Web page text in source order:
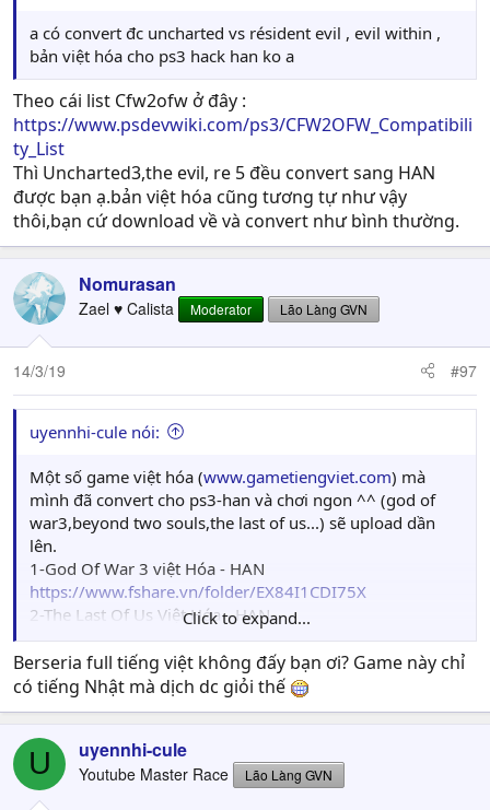
a có convert đc uncharted vs résident evil , evil within ,
bản việt hóa cho ps3 hack han ko a
Theo cái list Cfw2ofw ở đây :
https://www.psdevwiki.com/ps3/CFW2OFW_Compatibili
ty_List
Thì Uncharted3,the evil, re 5 đều convert sang HAN
được bạn ạ.bản việt hóa cũng tương tự như vậy
thôi,bạn cứ download về và convert như bình thường.
Nomurasan
Zael ♥ Calista Moderator Lão Làng GVN
14/3/19 #97
uyennhi-cule nói:
Một số game việt hóa (www.gametiengviet.com) mà
mình đã convert cho ps3-han và chơi ngon ^^ (god of
war3,beyond two souls,the last of us...) sẽ upload dần
lên.
1-God Of War 3 việt Hóa - HAN
https://www.fshare.vn/folder/EX84I1CDI75X
2-The Last Of Us Việt Hóa - HAN
https://www.fshare.vn/folder/GHUJS51ENRPX
3-GTA V Việt Hóa - HAN (link gốc của gametiengviet.com)
https://4share.vn/d/5e6b6b676b696767
https://www.fshare.vn/folder/WGC2W82B7QVU
5-Life Strange Việt Hóa - HAN
https://www.fshare.vn/folder/MTVOKGAT2I4S
Click to expand...
Berseria full tiếng việt không đấy bạn ơi? Game này chỉ
có tiếng Nhật mà dịch dc giỏi thế
U uyennhi-cule
Youtube Master Race Lão Làng GVN